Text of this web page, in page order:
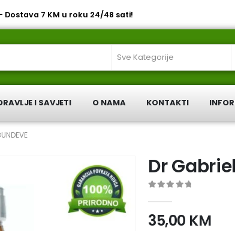
7 KM u roku 24/48 sati!
I SAVJETI O NAMA KONTAKTI
Dr
35,00 KM